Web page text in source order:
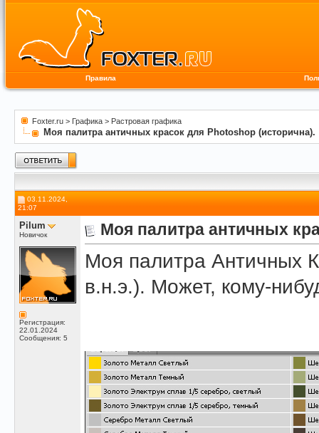
Правила
Foxter.ru > Графика > Растровая графика
Моя палитра античных красок для Photoshop (исторична).
03.11.2024,
21:07
Pilum
Новичок
Регистрация:
22.01.2024
Сообщения: 5
Моя палитра античных
Моя палитра Античных
в.н.э.). Может, кому-